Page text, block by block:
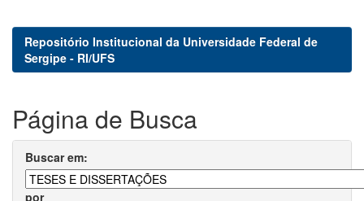
Repositório Institucional da Universidade Federal de
Sergipe - RI/UFS
Página de Busca
Buscar em:
por